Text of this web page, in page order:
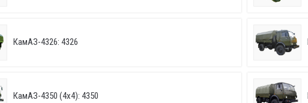
КамАЗ-4326: 4326
КамАЗ-4350 (4х4): 4350